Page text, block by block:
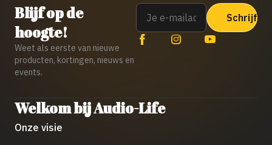
Blijf op de
hoogte!
Weet als eerste van nieuwe
producten, kortingen, nieuws en
events.
Email
Welkom bij Audio-Life
Onze visie